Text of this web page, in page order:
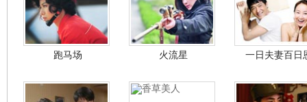
跑马场 火流星 一日夫妻百日